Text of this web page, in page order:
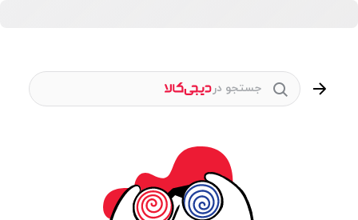
جستجو در